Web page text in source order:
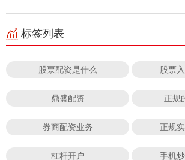
标签列表
股票配资是什么 股票
鼎盛配资 正规
券商配资业务 正规
杠杆开户 手机